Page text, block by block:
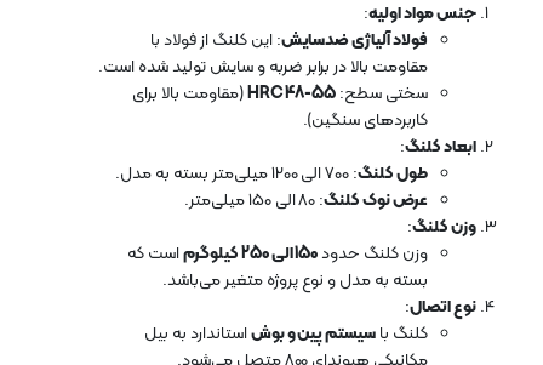
جنس مواد اولیه:
فولاد آلیاژی ضدسایش: این کلنگ از فولاد با
مقاومت بالا در برابر ضربه و سایش تولید شده است.
سختی سطح:HRC 48-55(مقاومت بالا برای
کاربردهای سنگین).
ابعاد کلنگ:
طول کلنگ: 700 الی 1200 میلی‌متر بسته به مدل.
عرض نوک کلنگ: 80 الی 150 میلی‌متر.
وزن کلنگ:
وزن کلنگ حدود150 الی 250 کیلوگرم
است که
بسته به مدل و نوع پروژه متغیر می‌باشد.
نوع اتصال:
کلنگ باسیستم پین و بوشاستاندارد به بیل